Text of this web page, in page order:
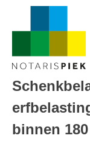
binnen